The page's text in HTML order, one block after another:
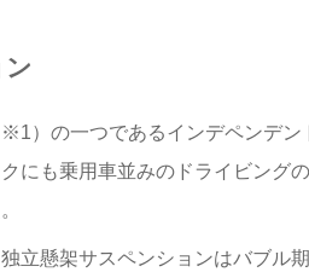
）の一つであるインデペンデ
にも乗用車並みのドライビング
立懸架サスペンションはバブル